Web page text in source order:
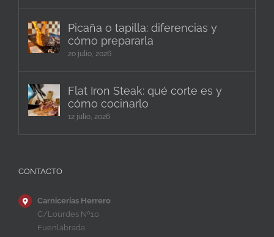
Picaña o tapilla: diferencias y
cómo prepararla
20 julio, 2026
Flat Iron Steak: qué corte es y
cómo cocinarlo
12 julio, 2026
CONTACTO
Carnicerías Herrero
C/Lourdes Nº10
Fuenlabrada